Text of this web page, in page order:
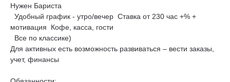
Нужен Бариста
Удобный график - утро/вечер Ставка от 230 час +% +
мотивация Кофе, касса, гости
Все по классике)
Для активных есть возможность развиваться – вести заказы,
учет, финансы